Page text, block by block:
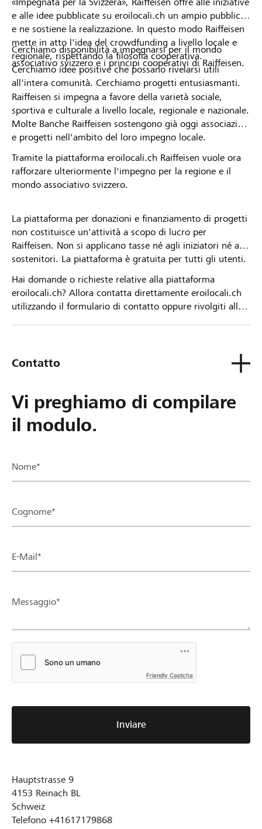
e alle idee pubblicate su eroilocali.ch un ampio pubblico
e ne sostiene la realizzazione. In questo modo Raiffeisen
mette in atto l'idea del crowdfunding a livello locale e
regionale, rispettando la filosofia cooperativa.
Cerchiamo idee positive che possano rivelarsi utili
all'intera comunità. Cerchiamo progetti entusiasmanti.
Cerchiamo disponibilità a impegnarsi per il mondo
associativo svizzero e i principi cooperativi di Raiffeisen.
Raiffeisen si impegna a favore della varietà sociale,
sportiva e culturale a livello locale, regionale e nazionale.
Molte Banche Raiffeisen sostengono già oggi associazioni
e progetti nell'ambito del loro impegno locale.
Tramite la piattaforma eroilocali.ch Raiffeisen vuole ora
rafforzare ulteriormente l'impegno per la regione e il
mondo associativo svizzero.
La piattaforma per donazioni e finanziamento di progetti
non costituisce un'attività a scopo di lucro per
Raiffeisen. Non si applicano tasse né agli iniziatori né ai
sostenitori. La piattaforma è gratuita per tutti gli utenti.
Hai domande o richieste relative alla piattaforma
eroilocali.ch? Allora contatta direttamente eroilocali.ch
utilizzando il formulario di contatto oppure rivolgiti alla
Contatto
Vi preghiamo di compilare
il modulo.
Nome*
Cognome*
E-Mail*
Messaggio*
Friendly Captcha
Inviare
Hauptstrasse 9
4153 Reinach BL
Schweiz
Telefono +41617179868